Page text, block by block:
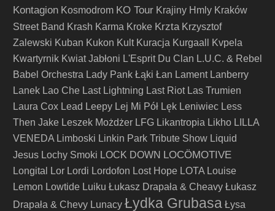
Kontagion Kosmodrom KO Tour Krajiny Hmly Kraków
Street Band Krash Karma Kroke Krzta Krzysztof
Zalewski Kuban Kukon Kult Kuracja Kurgaall
Kvpela
Kwartyrnik Kwiat Jabłoni L'Esprit Du Clan L.U.C. & Rebel
Babel Orchestra Lady Pank Łąki Łan Lament Lanberry
Lanek Lao Che Last Lightning Last Riot Las Trumien
Laura Cox Lead Leepy Lej Mi Pół Lęk Leniwiec Less
Then Jake Leszek Możdżer LFG Likantropia Likho LILLA
VENEDA Limboski Linkin Park Tribute Show Liquid
Jesus Lochy Smoki LOCK DOWN LOCÖMOTIVE
Longital Lor Lordi Lordofon Lost Hope LOTA Louise
Lemon Lowtide Luiku Łukasz Drapała & Cheavy Łukasz
Drapała & Chevy Lunacy Łydka Grubasa Łysa